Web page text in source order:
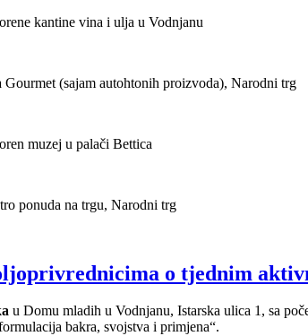
kantine vina i ulja u Vodnjanu
Gourmet (sajam autohtonih proizvoda), Narodni trg
muzej u palači Bettica
ponuda na trgu, Narodni trg
o tjednim
u Domu mladih u Vodnjanu, Istarska ulica 1, sa
bakra, svojstva i primjena“.